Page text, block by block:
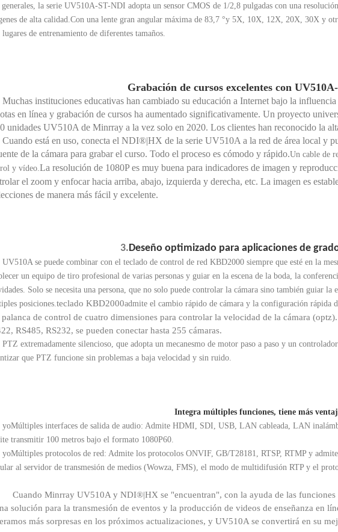
generales, la serie UV510A-ST-NDI adopta un sensor CMOS de 1/2,8 pulgadas con una
de alta calidad. Con una lente gran angular máxima de 83,7 °y 5X, 10X, 12X, 20X, 30X y
lugares de entrenamiento de diferentes tamaños.
Grabación de cursos excelentes con
Muchas instituciones educativas han cambiado su educación a Internet bajo la influencia
en línea y grabación de cursos ha aumentado significativamente. Un proyecto
unidades UV510A de Minrray a la vez solo en 2020. Los clientes han reconocido la
Cuando está en uso, conecta el NDI®|HX de la serie UV510A a la red de área local y
de la cámara para grabar el curso. Todo el proceso es cómodo y rápido.Un cable de
y vídeo. La resolución de 1080P es muy buena para indicadores de imagen y
el zoom y enfocar hacia arriba, abajo, izquierda y derecha, etc. La imagen es
de manera más fácil y excelente.
3.Deseño optimizado para aplicaciones de
UV510A se puede combinar con el teclado de control de red KBD2000 siempre que esté en la
un equipo de tiro profesional de varias personas y guiar en la escena de la boda, la
Solo se necesita una persona, que no solo puede controlar la cámara sino también guiar la
posiciones. teclado KBD2000admite el cambio rápido de cámara y la configuración rápida
palanca de control de cuatro dimensiones para controlar la velocidad de la cámara (optz
RS485, RS232, se pueden conectar hasta 255 cámaras.
PTZ extremadamente silencioso, que adopta un mecanesmo de motor paso a paso y un
que PTZ funcione sin problemas a baja velocidad y sin ruido.
Integra múltiples funciones, tiene más
yoMúltiples interfaces de salida de audio: Admite HDMI, SDI, USB, LAN cableada, LAN
transmitir 100 metros bajo el formato 1080P60.
yoMúltiples protocolos de red : Admite los protocolos ONVIF, GB/T28181, RTSP, RTMP y
al servidor de transmesión de medios (Wowza, FMS), el modo de multidifusión RTP y el
Cuando Minrray UV510A y NDI®|HX se "encuentran", con la ayuda de las funciones
solución para la transmesión de eventos y la producción de videos de enseñanza en
más sorpresas en los próximos actualizaciones, y UV510A se convertirá en su